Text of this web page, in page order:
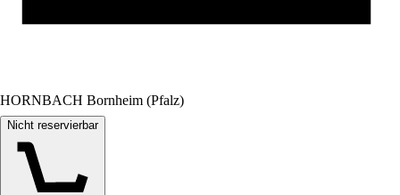
HORNBACH Bornheim (Pfalz)
Nicht reservierbar